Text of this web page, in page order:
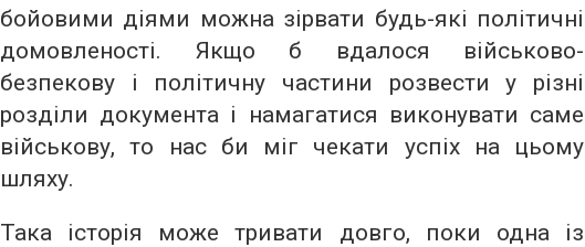
бойовими діями можна зірвати будь-які політичні
домовленості. Якщо б вдалося військово-
безпекову і політичну частини розвести у різні
розділи документа і намагатися виконувати саме
військову, то нас би міг чекати успіх на цьому
шляху.
Така історія може тривати довго, поки одна із